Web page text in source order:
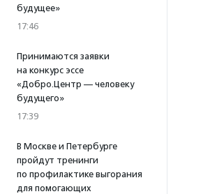
будущее»
17:46
Принимаются заявки
на конкурс эссе
«Добро.Центр — человеку
будущего»
17:39
В Москве и Петербурге
пройдут тренинги
по профилактике выгорания
для помогающих